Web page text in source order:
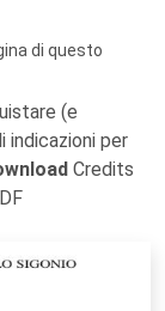
di questo
(e
per
Credits